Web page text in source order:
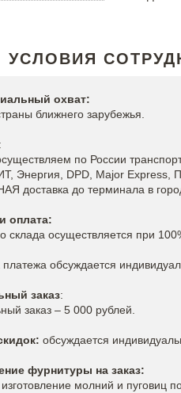
УСЛОВИЯ
охват:
ближнего зарубежья.
:
по России
Энергия, DPD, Major Express,
доставка до терминала в
оплата:
склада осуществляется при
платежа обсуждается
заказ:
заказ – 5 000 рублей.
обсуждается
фурнитуры на заказ:
молний и пуговиц